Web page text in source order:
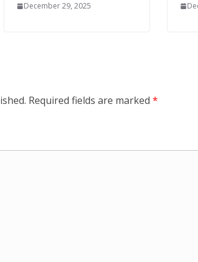
December 29, 2025
Required fields are marked *